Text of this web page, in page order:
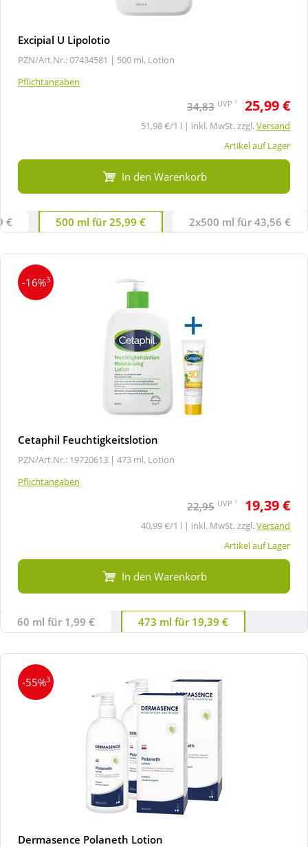
Excipial U Lipolotio
PZN/Art.Nr.: 07434581 | 500 ml, Lotion
Pflichtangaben
34,83 UVP 1 25,99 €
51,98 €/1 l | inkl. MwSt. zzgl.Versand
Artikel auf Lager
In den Warenkorb
€ 500 ml für 25,99 € 2x500 ml für 43,56 €
-16%3
Cetaphil Feuchtigkeitslotion
PZN/Art.Nr.: 19720613 | 473 ml, Lotion
Pflichtangaben
22,95 UVP 1 19,39 €
40,99 €/1 l | inkl. MwSt. zzgl.Versand
Artikel auf Lager
In den Warenkorb
60 ml für 1,99 € 473 ml für 19,39 €
-55%3
Dermasence Polaneth Lotion